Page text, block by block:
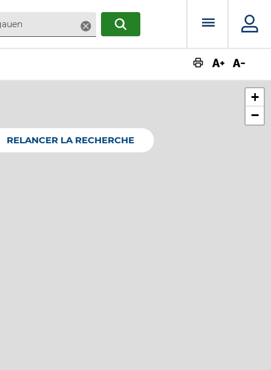
SupprimerRECHERCHERMenu
+
−
RELANCER LA RECHERCHE